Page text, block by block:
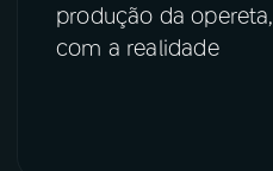
produção da
com a realidade